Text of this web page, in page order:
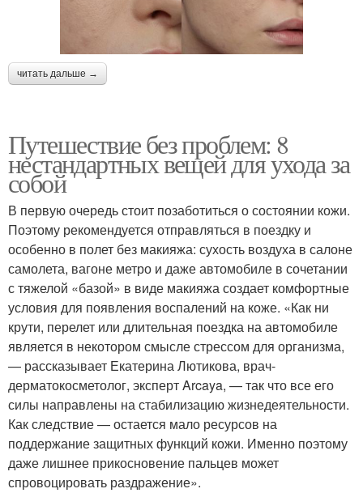
читать дальше →
Путешествие без проблем: 8
нестандартных вещей для ухода за
собой
В первую очередь стоит позаботиться о состоянии кожи.
Поэтому рекомендуется отправляться в поездку и
особенно в полет без макияжа: сухость воздуха в салоне
самолета, вагоне метро и даже автомобиле в сочетании
с тяжелой «базой» в виде макияжа создает комфортные
условия для появления воспалений на коже. «Как ни
крути, перелет или длительная поездка на автомобиле
является в некотором смысле стрессом для организма,
— рассказывает Екатерина Лютикова, врач-
дерматокосметолог, эксперт Arcaya, — так что все его
силы направлены на стабилизацию жизнедеятельности.
Как следствие — остается мало ресурсов на
поддержание защитных функций кожи. Именно поэтому
даже лишнее прикосновение пальцев может
спровоцировать раздражение».